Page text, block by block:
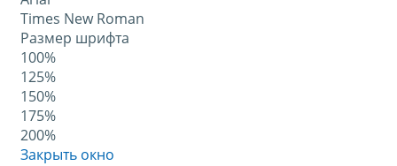
Times New Roman
Размер шрифта
100%
125%
150%
175%
200%
Закрыть окно